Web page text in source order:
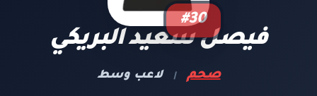
#30
فيصل سعيد البريكي
صحم | لاعب وسط